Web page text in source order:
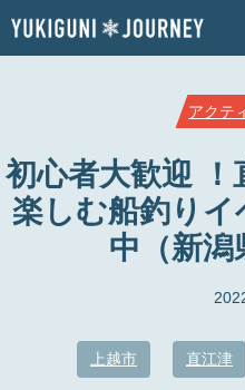
アクテ
初心者大歓迎
楽しむ船釣り
中（新潟
上越市 直江津